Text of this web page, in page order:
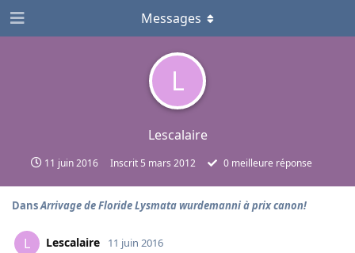
L
Lescalaire
11 juin 2016 Inscrit 5 mars 2012 0 meilleure réponse
Messages
DansArrivage de Floride Lysmata wurdemanni à prix canon!
L Lescalaire 11 juin 2016